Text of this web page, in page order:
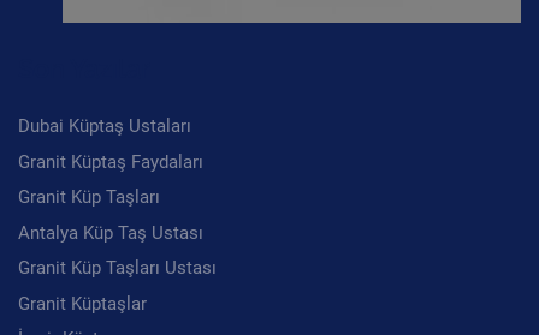
Dubai Küptaş Ustaları
Granit Küptaş Faydaları
Granit Küp Taşları
Antalya Küp Taş Ustası
Granit Küp Taşları Ustası
Granit Küptaşlar